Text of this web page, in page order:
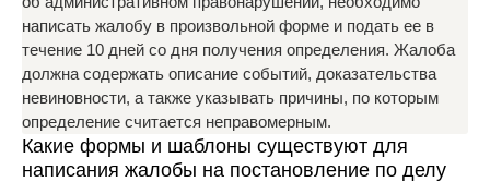
написать жалобу в произвольной форме и подать ее в
течение 10 дней со дня получения определения. Жалоба
должна содержать описание событий, доказательства
невиновности, а также указывать причины, по которым
определение считается неправомерным.
Какие формы и шаблоны существуют для
написания жалобы на постановление по делу